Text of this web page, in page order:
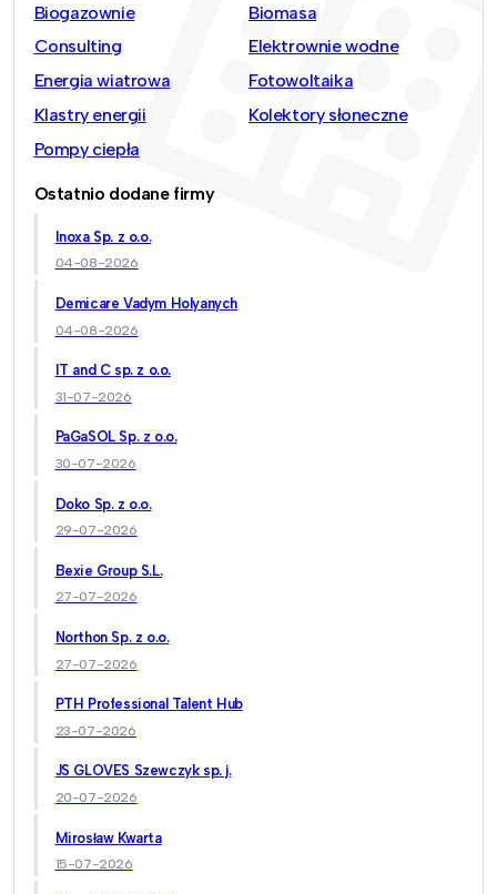
Biogazownie
Biomasa
Consulting
Elektrownie wodne
Energia wiatrowa
Fotowoltaika
Klastry energii
Kolektory słoneczne
Pompy ciepła
Ostatnio dodane firmy
Inoxa Sp. z o.o.
04-08-2026
Demicare Vadym Holyanych
04-08-2026
IT and C sp. z o.o.
31-07-2026
PaGaSOL Sp. z o.o.
30-07-2026
Doko Sp. z o.o.
29-07-2026
Bexie Group S.L.
27-07-2026
Northon Sp. z o.o.
27-07-2026
PTH Professional Talent Hub
23-07-2026
JS GLOVES Szewczyk sp. j.
20-07-2026
Mirosław Kwarta
15-07-2026